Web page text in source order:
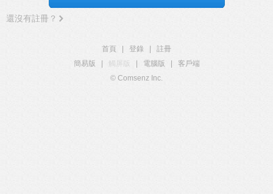
還沒有註冊？
首頁 登錄
註冊
簡易版
觸屏版 電腦版
客戶端
© Comsenz Inc.